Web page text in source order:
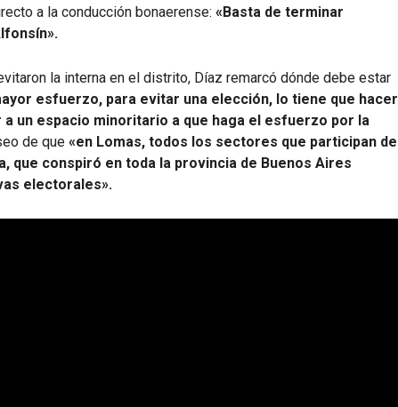
a la conducción bonaerense: «Basta de terminar
la interna en el distrito, Díaz remarcó dónde debe estar
esfuerzo, para evitar una elección, lo tiene que hacer
a un espacio minoritario a que haga el esfuerzo por la
de que «en Lomas, todos los sectores que participan de
que conspiró en toda la provincia de Buenos Aires
electorales».